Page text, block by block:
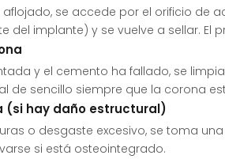
aflojado, se accede por el orificio de
del implante) y se vuelve a sellar.
y el cemento ha fallado, se
de sencillo siempre que la corona
(si hay daño estructural)
o desgaste excesivo, se toma
si está osteointegrado.